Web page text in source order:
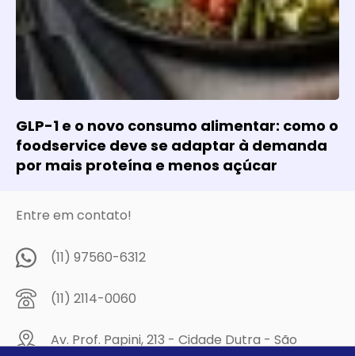
GLP-1 e o novo consumo alimentar: como o
foodservice deve se adaptar à demanda
por mais proteína e menos açúcar
Entre em contato!
(11) 97560-6312
(11) 2114-0060
Av. Prof. Papini, 213 - Cidade Dutra - São